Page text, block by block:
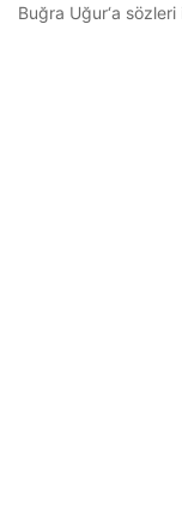
Buğra Uğur‘a